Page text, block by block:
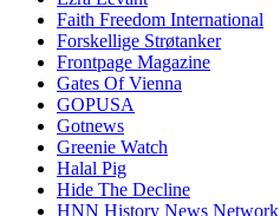
Faith Freedom International
Forskellige Strøtanker
Frontpage Magazine
Gates Of Vienna
GOPUSA
Gotnews
Greenie Watch
Halal Pig
Hide The Decline
HNN History News Network